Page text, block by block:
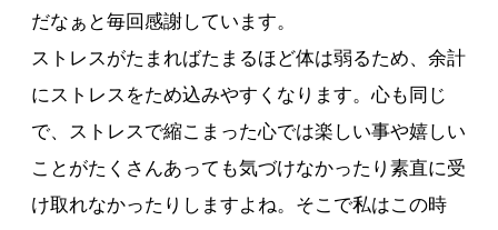
だなぁと毎回感謝しています。
ストレスがたまればたまるほど体は弱るため、余計
にストレスをため込みやすくなります。心も同じ
で、ストレスで縮こまった心では楽しい事や嬉しい
ことがたくさんあっても気づけなかったり素直に受
け取れなかったりしますよね。そこで私はこの時